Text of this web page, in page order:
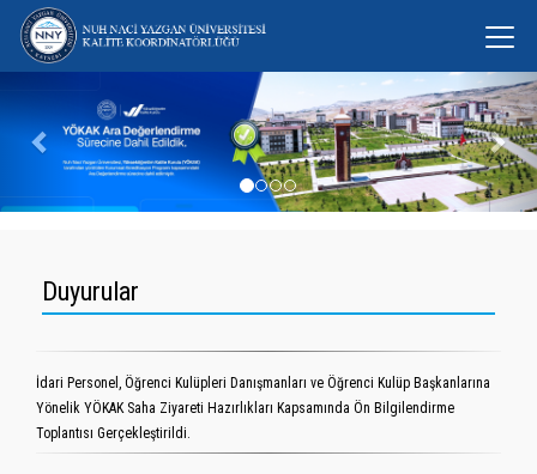
Duyurular
İdari Personel, Öğrenci Kulüpleri Danışmanları ve Öğrenci Kulüp Başkanlarına
Yönelik YÖKAK Saha Ziyareti Hazırlıkları Kapsamında Ön Bilgilendirme
Toplantısı Gerçekleştirildi.